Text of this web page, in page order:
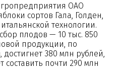
ОАО
сортов Гала, Голден,
технологии.
плодов — 10 тыс. 850
продукции, по
380 млн рублей,
почти 290 млн